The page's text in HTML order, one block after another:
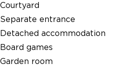
Courtyard
Separate entrance
Detached accommodation
Board games
Garden room